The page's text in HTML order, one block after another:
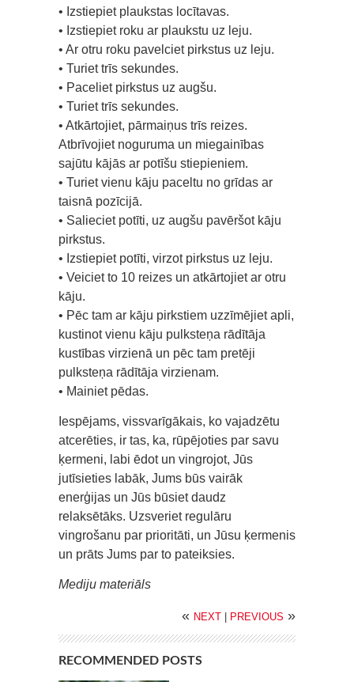
• Izstiepiet plaukstas locītavas.
• Izstiepiet roku ar plaukstu uz leju.
• Ar otru roku pavelciet pirkstus uz leju.
• Turiet trīs sekundes.
• Paceliet pirkstus uz augšu.
• Turiet trīs sekundes.
• Atkārtojiet, pārmaiņus trīs reizes.
Atbrīvojiet noguruma un miegainības
sajūtu kājās ar potīšu stiepieniem.
• Turiet vienu kāju paceltu no grīdas ar
taisnā pozīcijā.
• Salieciet potīti, uz augšu pavēršot kāju
pirkstus.
• Izstiepiet potīti, virzot pirkstus uz leju.
• Veiciet to 10 reizes un atkārtojiet ar otru
kāju.
• Pēc tam ar kāju pirkstiem uzzīmējiet apli,
kustinot vienu kāju pulksteņa rādītāja
kustības virzienā un pēc tam pretēji
pulksteņa rādītāja virzienam.
• Mainiet pēdas.
Iespējams, vissvarīgākais, ko vajadzētu
atcerēties, ir tas, ka, rūpējoties par savu
ķermeni, labi ēdot un vingrojot, Jūs
jutīsieties labāk, Jums būs vairāk
enerģijas un Jūs būsiet daudz
relaksētāks. Uzsveriet regulāru
vingrošanu par prioritāti, un Jūsu ķermenis
un prāts Jums par to pateiksies.
Mediju materiāls
« NEXT PREVIOUS »
RECOMMENDED POSTS